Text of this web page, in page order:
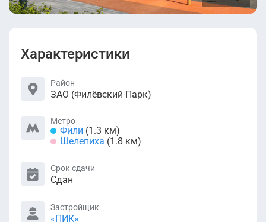
Характеристики
Район
ЗАО (Филёвский Парк)
Метро
Фили (1.3 км)
Шелепиха (1.8 км)
Срок сдачи
Сдан
Застройщик
«ПИК»